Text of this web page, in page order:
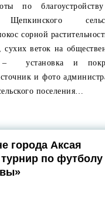
по
Щепкинского
сорной
сухих веток на
– установка и
и фото
поселения…
города Аксая
по футболу